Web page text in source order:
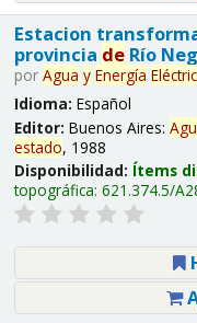
Estacion
provincia deRío
por Agua y Energía
Idioma: Español
Editor: Buenos Aires:
estado, 1988
Disponibilidad: Ítems
topográfica: 621.374.5/